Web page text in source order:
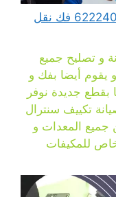
فني تكييف مركزي هندي الكويت 62224041 فك نقل
و تصليح جميع
يقوم أيضا بفك و
بقطع جديدة نوفر
تكييف سنترال
جميع المعدات و
خاص للمكيفات